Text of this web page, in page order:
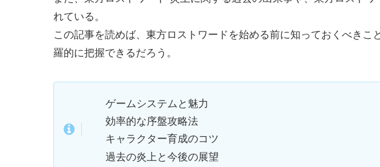
れている。
この記事を読めば、東方ロストワードを始める前に知っておくべきこ
羅的に把握できるだろう。
ゲームシステムと魅力
効率的な序盤攻略法
キャラクター育成のコツ
過去の炎上と今後の展望